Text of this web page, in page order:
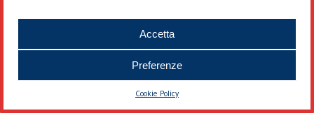
Accetta
Preferenze
Cookie Policy
filosofica e politica, che si traduce nella
capacità di tracciare linee attraverso le quali
istituire divisioni radicali all'interno della
realtà, rendendone una parte